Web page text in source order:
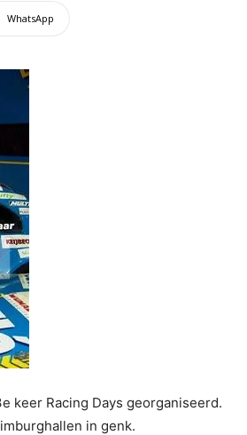
WhatsApp
keer Racing Days georganiseerd.
in genk.